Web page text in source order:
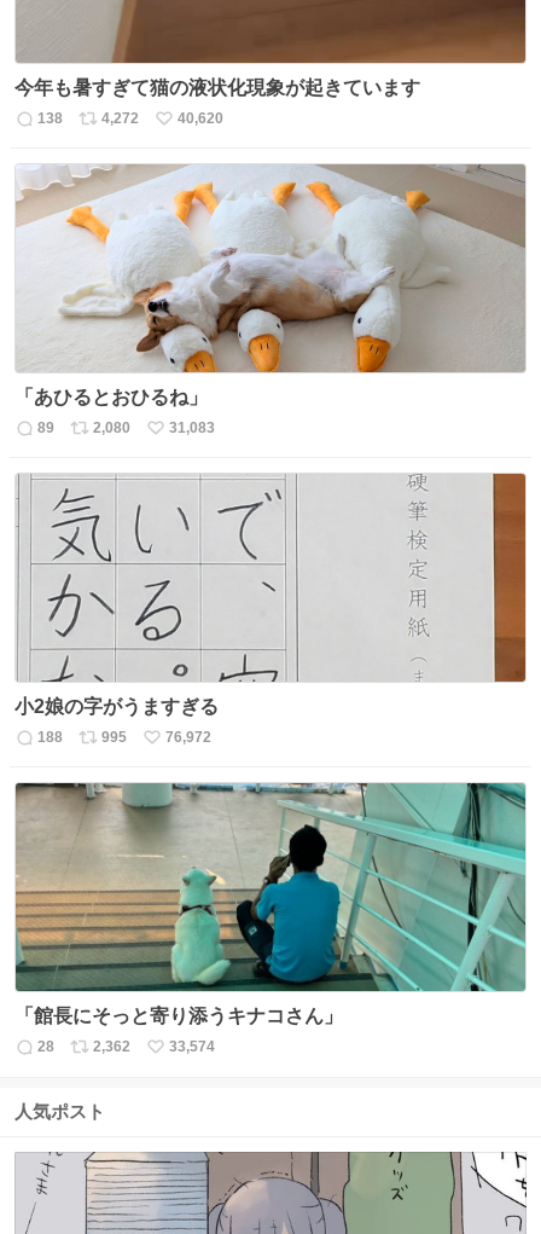
今年も暑すぎて猫の液状化現象が起きています
返
138
リ
ス
ト
数
4,272
い
ね
数
40,620
「あひるとおひるね」
返
89
リ
ト
数
2,080
い
31,083
小2娘の字がうますぎる
返
数
188
リ
ス
995
い
ね
76,972
「館長にそっと寄り添うキナコさん」
返
数
28
リ
ス
数
2,362
い
33,574
人気ポスト